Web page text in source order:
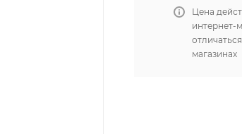
Цена
интернет-
магазинах